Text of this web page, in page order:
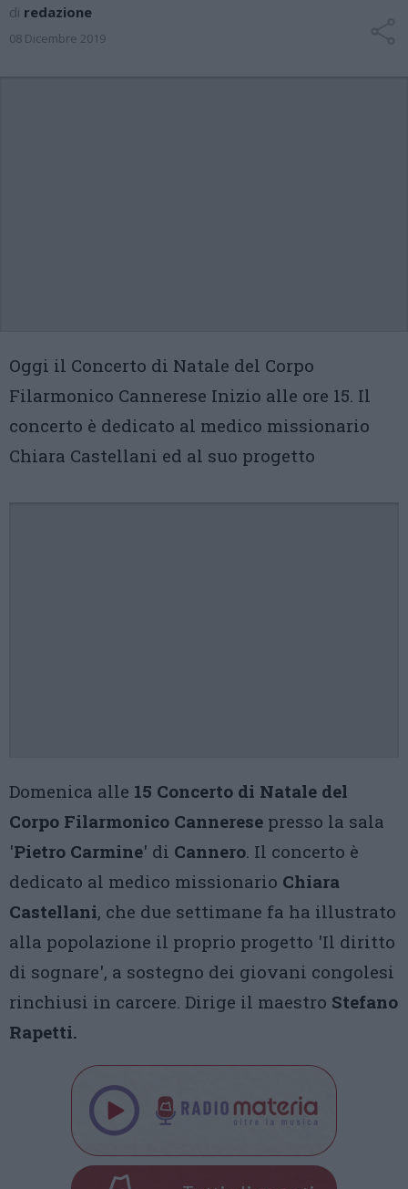
di redazione
08 Dicembre 2019
Oggi il Concerto di Natale del Corpo
Filarmonico Cannerese Inizio alle ore 15. Il
concerto è dedicato al medico missionario
Chiara Castellani ed al suo progetto
Domenica alle 15 Concerto di Natale del
Corpo Filarmonico Cannerese presso la sala
'Pietro Carmine' di Cannero. Il concerto è
dedicato al medico missionario Chiara
Castellani, che due settimane fa ha illustrato
alla popolazione il proprio progetto 'Il diritto
di sognare', a sostegno dei giovani congolesi
rinchiusi in carcere. Dirige il maestro Stefano
Rapetti.